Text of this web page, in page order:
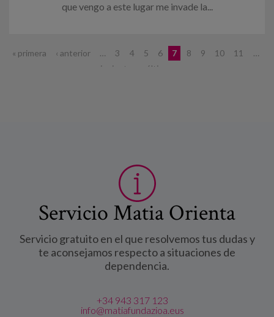
que vengo a este lugar me invade la...
Páginas
« primera ‹ anterior … 3 4 5 6 7 8 9 10 11
…
siguiente ›
última »
Servicio Matia Orienta
Servicio gratuito en el que resolvemos tus dudas y
te aconsejamos respecto a situaciones de
dependencia.
+34 943 317 123
info@matiafundazioa.eus